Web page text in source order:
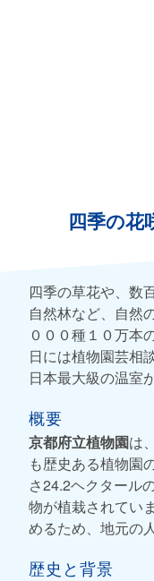
四季の花
四季の草花や、数
自然林など、自然
０００種１０万本
日には植物園芸相
日本最大級の温室
概要
京都府立植物園は
も歴史ある植物園
さ24.2ヘクタール
物が植栽されてい
めるため、地元の
歴史と背景